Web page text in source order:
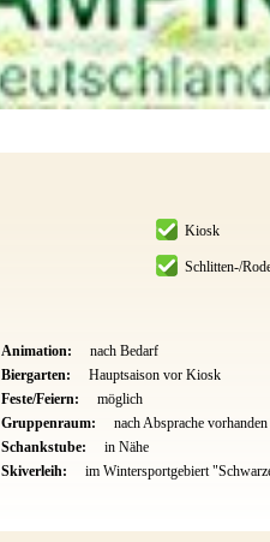
Kiosk
Schlitten-/
Animation:
nach Bedarf
Biergarten:
Hauptsaison vor Kiosk
Feste/Feiern:
möglich
Gruppenraum:
nach Absprache vorhanden
Schankstube:
in Nähe
Skiverleih:
im Wintersportgebiert